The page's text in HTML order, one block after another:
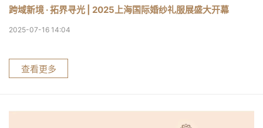
跨域新境 · 拓界寻光 | 2025上海国际婚纱礼服展盛大开幕
2025-07-16 14:04
查看更多